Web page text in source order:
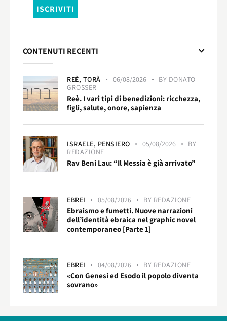
CONTENUTI RECENTI
REÈ, TORÀ 06/08/2026 BY DONATO
GROSSER
Reè. I vari tipi di benedizioni: ricchezza,
figli, salute, onore, sapienza
ISRAELE, PENSIERO 05/08/2026
BY
REDAZIONE
Rav Beni Lau: “Il Messia è già arrivato”
EBREI 05/08/2026 BY REDAZIONE
Ebraismo e fumetti. Nuove narrazioni
dell’identità ebraica nel graphic novel
contemporaneo [Parte 1]
EBREI 04/08/2026 BY REDAZIONE
«Con Genesi ed Esodo il popolo diventa
sovrano»